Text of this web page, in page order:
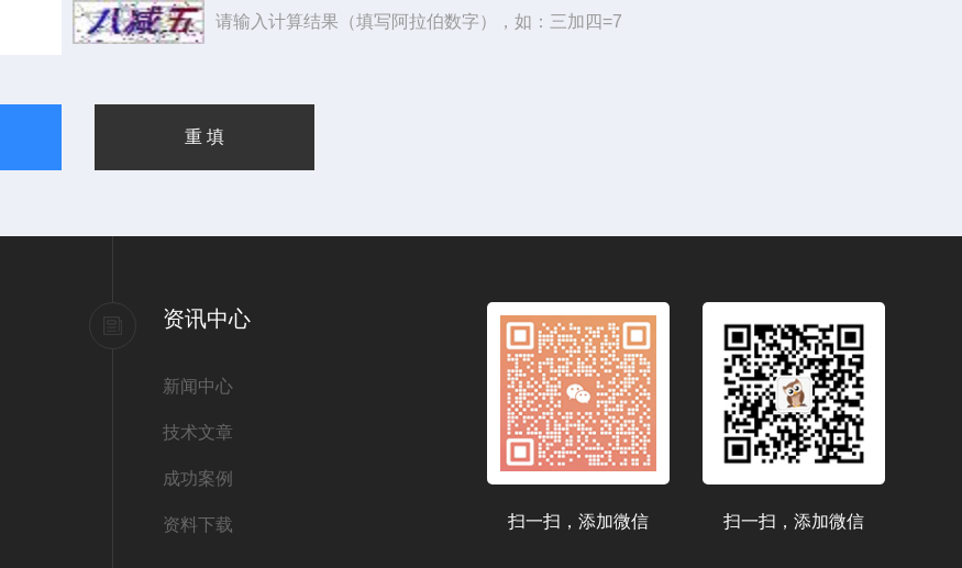
请输入计算结果（填写阿拉伯数字），如：三加四=7
资讯中心
新闻中心
技术文章
成功案例
资料下载 扫一扫，添加微信
扫一扫，添加微信